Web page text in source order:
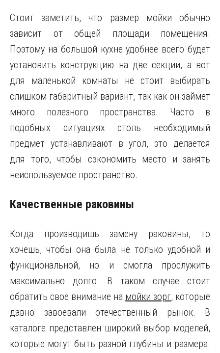
Стоит заметить, что размер мойки обычно
зависит от общей площади помещения.
Поэтому на большой кухне удобнее всего будет
установить конструкцию на две секции, а вот
для маленькой комнаты не стоит выбирать
слишком габаритный вариант, так как он займет
много полезного пространства. Часто в
подобных ситуациях столь необходимый
предмет устанавливают в угол, это делается
для того, чтобы сэкономить место и занять
неиспользуемое пространство.
Качественные раковины
Когда производишь замену раковины, то
хочешь, чтобы она была не только удобной и
функциональной, но и смогла прослужить
максимально долго. В таком случае стоит
обратить свое внимание на мойки зорг, которые
давно завоевали отечественный рынок. В
каталоге представлен широкий выбор моделей,
которые могут быть разной глубины и размера.